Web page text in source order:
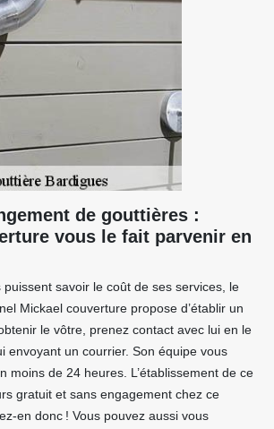
de gouttières :
vous le fait parvenir en
puissent savoir le coût de ses services, le
Mickael couverture propose d’établir un
le vôtre, prenez contact avec lui en le
envoyant un courrier. Son équipe vous
moins de 24 heures. L’établissement de ce
gratuit et sans engagement chez ce
en donc ! Vous pouvez aussi vous